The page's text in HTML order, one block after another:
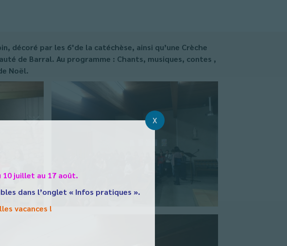
juillet au 17 août.
dans l’onglet « Infos pratiques ».
vacances !
X
décoré par les 6°de la catéchèse, ainsi qu’une Crèche
de Barral. Au programme : Chants, musiques, contes ,
Noël.